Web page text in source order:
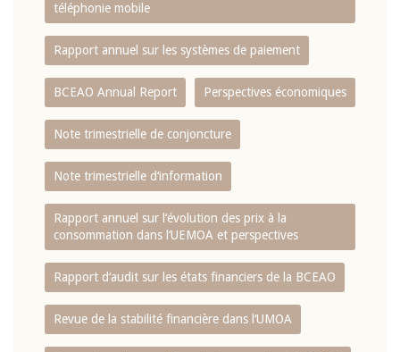
téléphonie mobile
Rapport annuel sur les systèmes de paiement
BCEAO Annual Report Perspectives économiques
Note trimestrielle de conjoncture
Note trimestrielle d‘information
Rapport annuel sur l‘évolution des prix à la
consommation dans l‘UEMOA et perspectives
Rapport d‘audit sur les états financiers de la BCEAO
Revue de la stabilité financière dans l‘UMOA